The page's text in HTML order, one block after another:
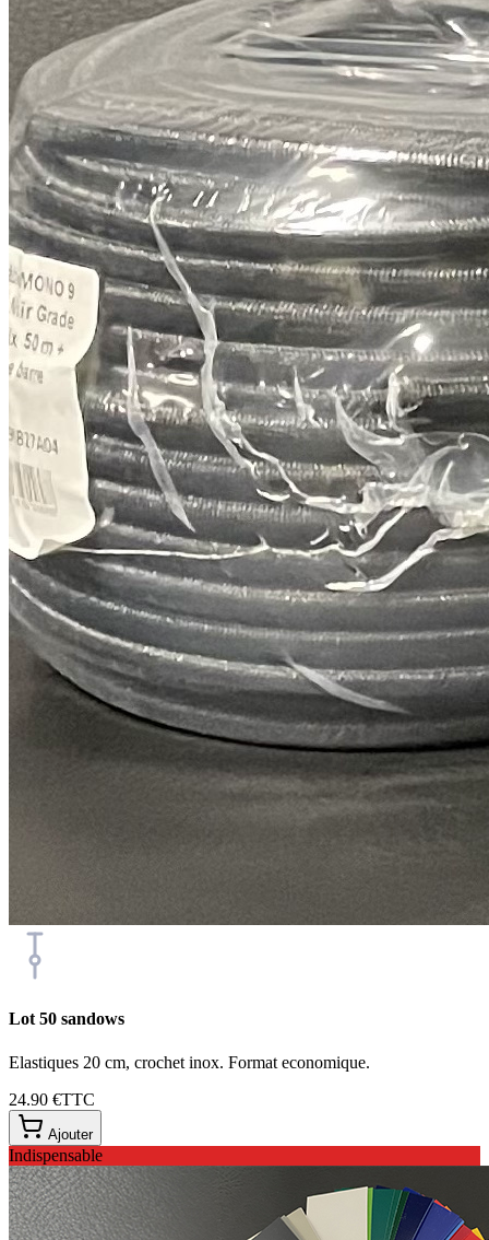
Lot 50 sandows
Elastiques 20 cm, crochet inox. Format economique.
24.90 €TTC
Ajouter
Indispensable